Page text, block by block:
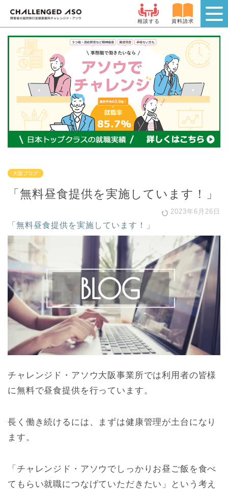
相談する 資料請求
大阪ブログ
「無料昼食提供を実施しています！」
2023年6月26日
「無料昼食提供を実施しています！」
チャレンジド・アソウ大阪事業所では利用者の皆様
に無料で昼食提供を行っています。
長く働き続けるには、まずは健康管理が土台になり
ます。
「チャレンジド・アソウでしっかりお昼ご飯を食べ
てもらい就職につなげていただきたい」という考え